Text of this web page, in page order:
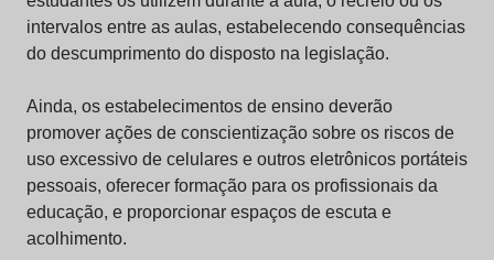
intervalos entre as aulas, estabelecendo consequências
do descumprimento do disposto na legislação.
Ainda, os estabelecimentos de ensino deverão
promover ações de conscientização sobre os riscos de
uso excessivo de celulares e outros eletrônicos portáteis
pessoais, oferecer formação para os profissionais da
educação, e proporcionar espaços de escuta e
acolhimento.